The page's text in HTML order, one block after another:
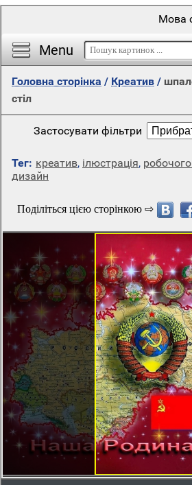
Menu
Мова
Головна сторінка / Креатив /
стіл
Застосувати фільтри
Тег: креатив, ілюстрація,
дизайн